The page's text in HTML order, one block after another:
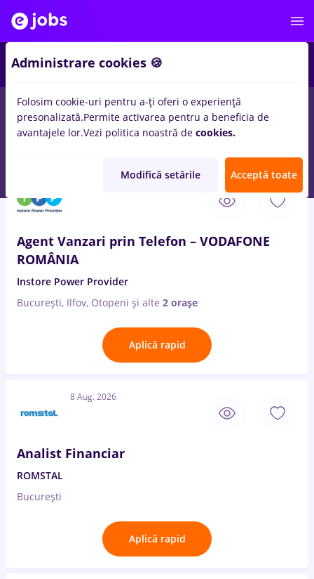
Salarii Remote (de acasă) București Cluj-
Agent Vanzari prin Telefon – VODAFONE
ROMÂNIA
Instore Power Provider
București, Ilfov, Otopeni și alte 2 orașe
Aplică rapid
8 Aug. 2026
Analist Financiar
ROMSTAL
București
Aplică rapid
Administrare cookies 🍪
Folosim cookie-uri pentru a-ți oferi o experiență
presonalizată.Permite activarea pentru a beneficia de
avantajele lor.Vezi politica noastră de cookies.
Modifică setările Acceptă toate